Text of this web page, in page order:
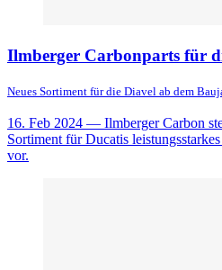
Ilmberger Carbonparts für
Neues Sortiment für die Diavel ab dem
16. Feb 2024 — Ilmberger Carbon
Sortiment für Ducatis
vor.